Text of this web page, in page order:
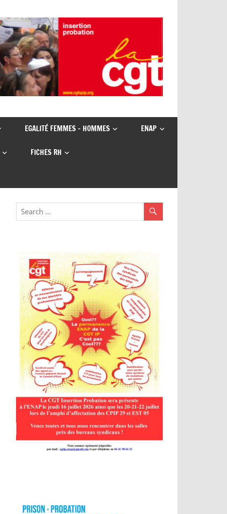
EGALITÉ FEMMES – HOMMES ENAP
FICHES RH